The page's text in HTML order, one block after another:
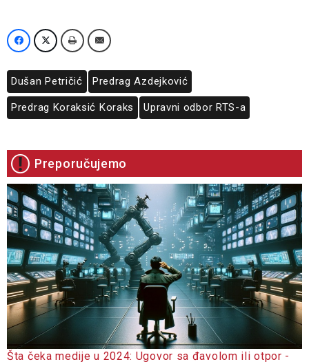
Dušan Petričić Predrag Azdejković
Predrag Koraksić Koraks Upravni odbor RTS-a
Preporučujemo
Šta čeka medije u 2024: Ugovor sa đavolom ili otpor -